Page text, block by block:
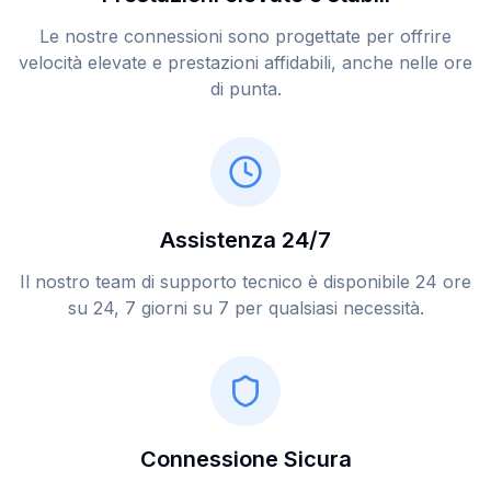
Le nostre connessioni sono progettate per offrire
velocità elevate e prestazioni affidabili, anche nelle ore
di punta.
Assistenza 24/7
Il nostro team di supporto tecnico è disponibile 24 ore
su 24, 7 giorni su 7 per qualsiasi necessità.
Connessione Sicura